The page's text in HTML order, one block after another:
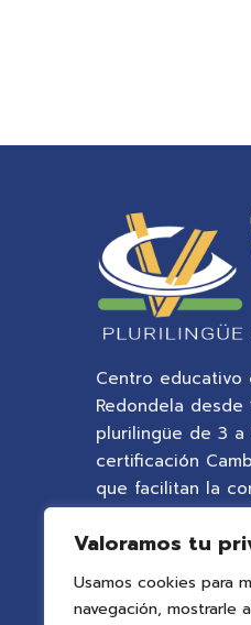
Valoramos tu
Usamos cookies para
navegación, mostrarle
Centro educativo
Redondela desde
plurilingüe de 3 a
certificación
que facilitan la